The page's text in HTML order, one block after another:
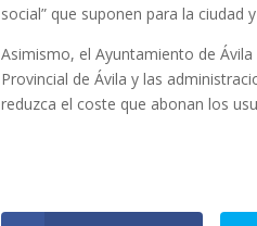
social” que suponen para la ciudad
Asimismo, el Ayuntamiento de
Provincial de Ávila y las
reduzca el coste que abonan los